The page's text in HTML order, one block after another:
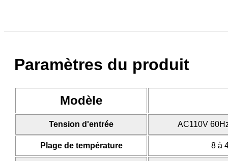
Paramètres du produit
Modèle
Tension d'entrée AC110V
Plage de température 8 à